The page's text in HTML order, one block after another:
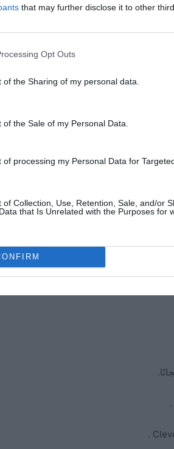
that may further disclose it to other
Opt Outs
of the Sharing of my personal data.
the Sale of my Personal Data.
of processing my Personal Data for
of Collection, Use, Retention, Sale, and/or
that Is Unrelated with the Purposes for
WordPress: كيفية تخصيص سمة
06/12/2024